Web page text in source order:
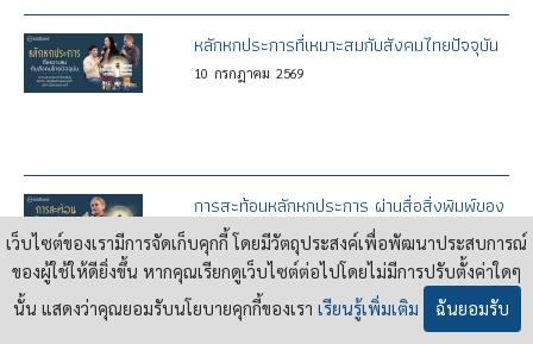
หลักหกประการที่เหมาะสมกับสังคมไทยปัจจุบัน
10 กรกฎาคม 2569
การสะท้อนหลักหกประการ ผ่านสื่อสิ่งพิมพ์ของ
คณะราษฎร
กรกฎาคม 2569
เว็บไซต์ของเรามีการจัดเก็บคุกกี้ โดยมีวัตถุประสงค์เพื่อพัฒนาประสบการณ์
ของผู้ใช้ให้ดียิ่งขึ้น หากคุณเรียกดูเว็บไซต์ต่อไปโดยไม่มีการปรับตั้งค่าใดๆ
นั้น แสดงว่าคุณยอมรับนโยบายคุกกี้ของเรา เรียนรู้เพิ่มเติม ฉันยอมรับ